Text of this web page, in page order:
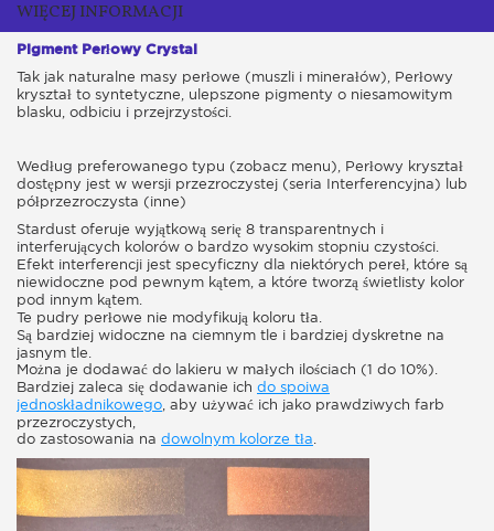
WIĘCEJ INFORMACJI
Pigment Perłowy Crystal
Tak jak naturalne masy perłowe (muszli i minerałów), Perłowy
kryształ to syntetyczne, ulepszone pigmenty o niesamowitym
blasku, odbiciu i przejrzystości.
Według preferowanego typu (zobacz menu), Perłowy kryształ
dostępny jest w wersji przezroczystej (seria Interferencyjna) lub
półprzezroczysta (inne)
Stardust oferuje wyjątkową serię 8 transparentnych i
interferujących kolorów o bardzo wysokim stopniu czystości.
Efekt interferencji jest specyficzny dla niektórych pereł, które są
niewidoczne pod pewnym kątem, a które tworzą świetlisty kolor
pod innym kątem.
Te pudry perłowe nie modyfikują koloru tła.
Są bardziej widoczne na ciemnym tle i bardziej dyskretne na
jasnym tle.
Można je dodawać do lakieru w małych ilościach (1 do 10%).
Bardziej zaleca się dodawanie ich do spoiwa
jednoskładnikowego, aby używać ich jako prawdziwych farb
przezroczystych,
do zastosowania na dowolnym kolorze tła.